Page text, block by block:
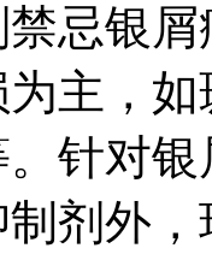
忌银
主，
针对
剂外